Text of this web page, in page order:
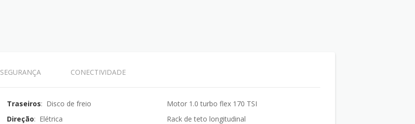
SEGURANÇA CONECTIVIDADE
Traseiros: Disco de freio
Direção: Elétrica
Motor 1.0 turbo flex 170 TSI
Rack de teto longitudinal